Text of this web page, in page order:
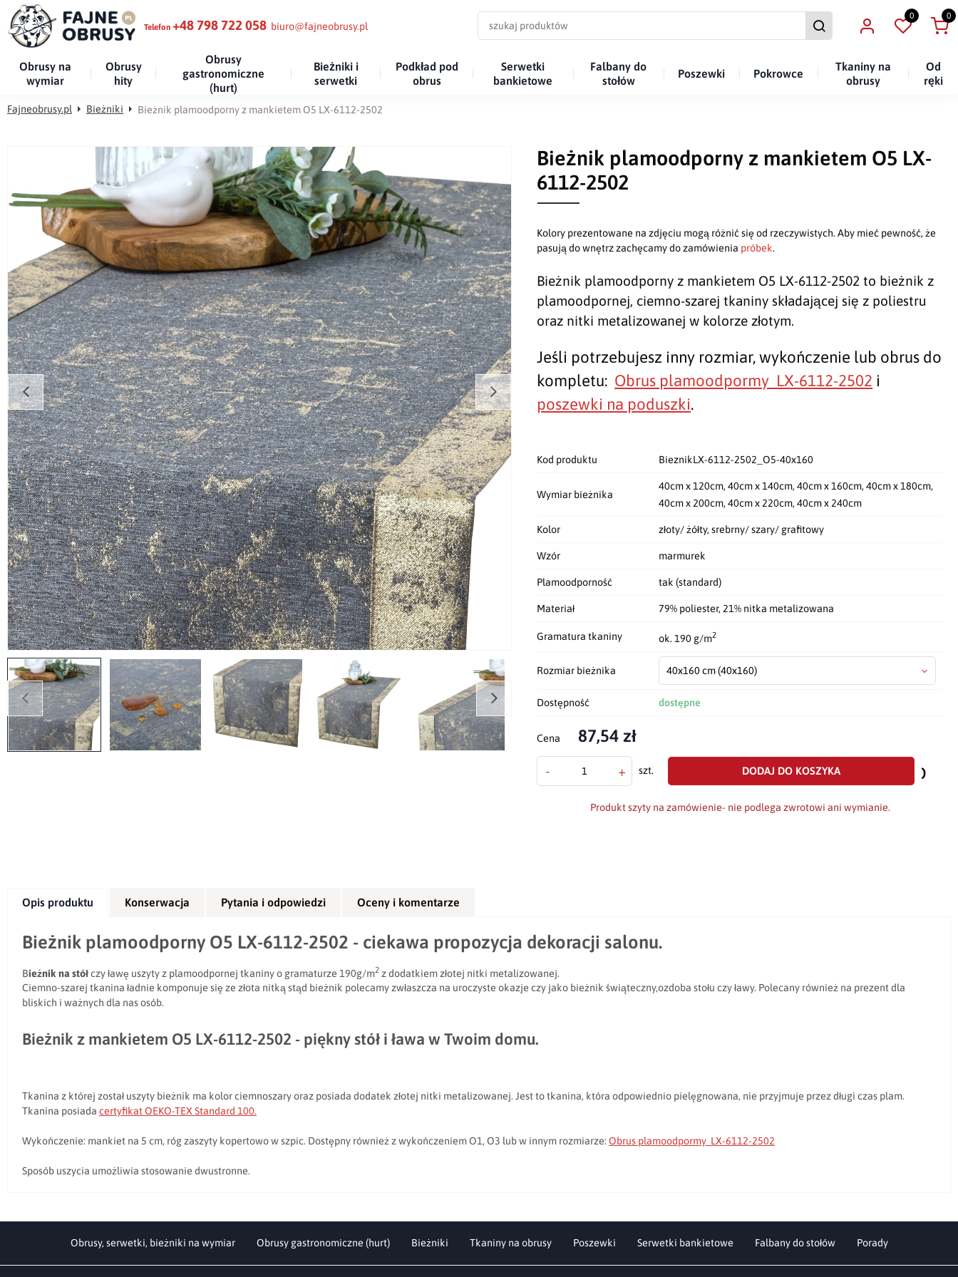
Telefon +48 798 722 058 biuro@fajneobrusy.pl
0 0
Obrusy na
wymiar
Obrusy
hity
Obrusy
gastronomiczne
(hurt)
Bieżniki i
serwetki
Podkład pod
obrus
Serwetki
bankietowe
Falbany do
stołów
Poszewki Pokrowce
Tkaniny na
obrusy
Od
ręki
Fajneobrusy.pl Bieżniki Bieżnik plamoodporny z mankietem O5 LX-6112-2502
Bieżnik plamoodporny z mankietem O5 LX-
6112-2502
Kolory prezentowane na zdjęciu mogą różnić się od rzeczywistych. Aby mieć pewność, że
pasują do wnętrz zachęcamy do zamówienia próbek.
Bieżnik plamoodporny z mankietem O5 LX-6112-2502 to bieżnik z
plamoodpornej, ciemno-szarej tkaniny składającej się z poliestru
oraz nitki metalizowanej w kolorze złotym.
Jeśli potrzebujesz inny rozmiar, wykończenie lub obrus do
kompletu: Obrus plamoodpormy LX-6112-2502 i
poszewki na poduszki.
Kod produktu BieznikLX-6112-2502_O5-40x160
Wymiar bieżnika
40cm x 120cm, 40cm x 140cm, 40cm x 160cm, 40cm x 180cm,
40cm x 200cm, 40cm x 220cm, 40cm x 240cm
Kolor złoty/ żółty, srebrny/ szary/ grafitowy
Wzór marmurek
Plamoodporność tak (standard)
Materiał 79% poliester, 21% nitka metalizowana
Gramatura tkaniny ok. 190 g/m2
Rozmiar bieżnika 40x160 cm(40x160)
Dostępność dostępne
Cena 87,54 zł
- + szt. DODAJ DO KOSZYKA
do
Produkt szyty na zamówienie- nie podlega zwrotowi ani wymianie.
Opis produktu Konserwacja Pytania i odpowiedzi Oceny i komentarze
Bieżnik plamoodporny O5 LX-6112-2502 - ciekawa propozycja dekoracji salonu.
Bieżnik na stółczy ławę uszyty z plamoodpornej tkaniny o gramaturze 190g/m2 z dodatkiem złotej nitki metalizowanej.
Ciemno-szarej tkanina ładnie komponuje się ze złota nitką stąd bieżnik polecamy zwłaszcza na uroczyste okazje czy jako bieżnik świąteczny,ozdoba stołu czy ławy. Polecany również na prezent dla
bliskich i ważnych dla nas osób.
Bieżnik z mankietem O5 LX-6112-2502 - piękny stół i ława w Twoim domu.
Tkanina z której został uszyty bieżnik ma kolor ciemnoszary oraz posiada dodatek złotej nitki metalizowanej. Jest to tkanina, która odpowiednio pielęgnowana, nie przyjmuje przez długi czas plam.
Tkanina posiada certyfikat OEKO-TEX Standard 100.
Wykończenie: mankiet na 5 cm, róg zaszyty kopertowo w szpic. Dostępny również z wykończeniem O1, O3 lub w innym rozmiarze: Obrus plamoodpormy LX-6112-2502
Sposób uszycia umożliwia stosowanie dwustronne.
Obrusy, serwetki, bieżniki na wymiar Obrusy gastronomiczne (hurt) Bieżniki Tkaniny na obrusy Poszewki Serwetki bankietowe Falbany do stołów Porady